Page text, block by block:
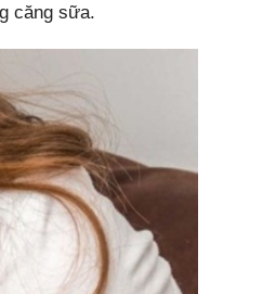
căng sữa.